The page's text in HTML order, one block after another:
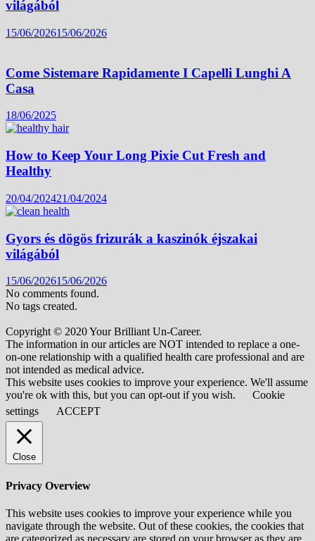
világából
15/06/202615/06/2026
Come Sistemare Rapidamente I Capelli Lunghi A
Casa
18/06/2025
How to Keep Your Long Pixie Cut Fresh and
Healthy
20/04/202421/04/2024
Gyors és dögös frizurák a kaszinók éjszakai
világából
15/06/202615/06/2026
No comments found.
No tags created.
Copyright © 2020 Your Brilliant Un-Career.
The information in our articles are NOT intended to replace a one-
on-one relationship with a qualified health care professional and are
not intended as medical advice.
This website uses cookies to improve your experience. We'll assume
you're ok with this, but you can opt-out if you wish.
Cookie
settings
ACCEPT
Close
Privacy Overview
This website uses cookies to improve your experience while you
navigate through the website. Out of these cookies, the cookies that
are categorized as necessary are stored on your browser as they are